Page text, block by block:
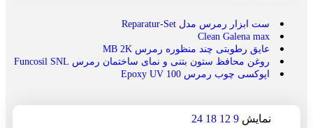
ست ابزار رمرس مدل Reparatur-Set
Clean Galena max
عایق رطوبتی چند منظوره رمرس MB 2K
روغن محافظ ستون بتنی و نمای ساختمان رمرس Funcosil SNL
اپوکسی چوب رمرس Epoxy UV 100
نمایش 9
12
18
24